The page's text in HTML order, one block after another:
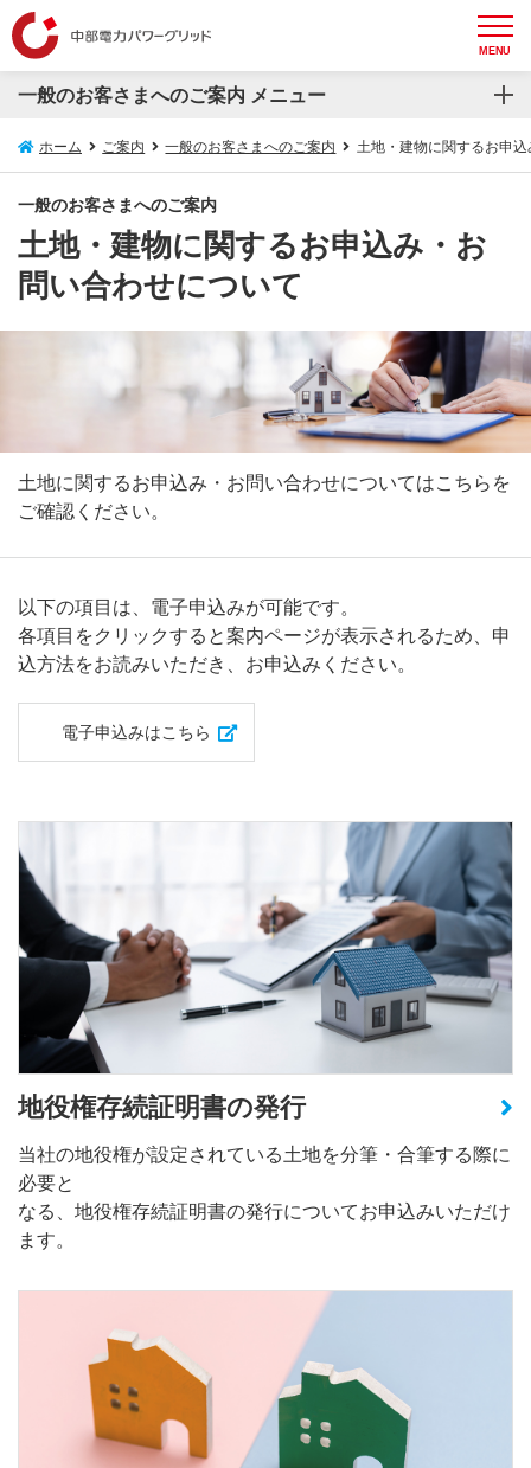
MENU
一般のお客さまへのご案内 メニュー
一般のお客さまへのご案内
再生可能エネルギー発電設備等の接続について
電気の安心情報
安心してお使いいただくためのお願い
スマートメーターについて
防護管WEB受付システム
電柱・地中管路等のご利用（標準実施要領）について
土地・建物に関するお申込み・お問い合わせについて
ホーム ご案内 一般のお客さまへのご案内 土地・建物に関するお申
一般のお客さまへのご案内
土地・建物に関するお申込み・お
問い合わせについて
土地に関するお申込み・お問い合わせについてはこちらを
ご確認ください。
以下の項目は、電子申込みが可能です。
各項目をクリックすると案内ページが表示されるため、申
込方法をお読みいただき、お申込みください。
電子申込みはこちら
地役権存続証明書の発行
当社の地役権が設定されている土地を分筆・合筆する際に
必要と
なる、地役権存続証明書の発行についてお申込みいただけ
ます。